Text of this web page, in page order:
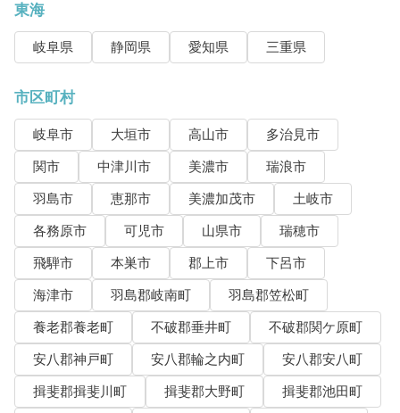
東海
岐阜県 静岡県 愛知県 三重県
市区町村
岐阜市 大垣市 高山市
多治見市
関市
中津川市 美濃市
瑞浪市
羽島市
恵那市 美濃加茂市
土岐市
各務原市
可児市 山県市
瑞穂市
飛騨市
本巣市 郡上市
下呂市
海津市
羽島郡岐南町
羽島郡笠松町
養老郡養老町
不破郡垂井町
不破郡関ケ原町
安八郡神戸町
安八郡輪之内町
安八郡安八町
揖斐郡揖斐川町
揖斐郡大野町
揖斐郡池田町